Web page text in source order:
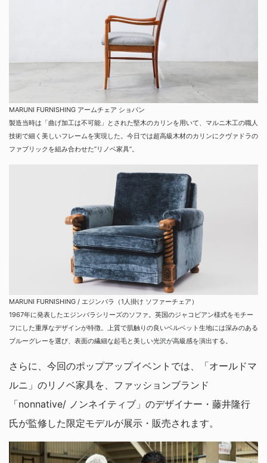
MARUNI FURNISHING アームチェア ショパン
製造当時は「曲げ加工は不可能」とされた堅木のカリンを用いて、マルニ木工の職人
技術で細く美しいフレームを実現した。今日では超高級木材のカリンにクヴァドラの
ファブリックを組み合わせた”リノベ家具”。
MARUNI FURNISHING / エジンバラ（1人掛け ソファーチェア）
1967年に発表したエジンバラシリーズのソファ。英国のジャコビアン様式をモチー
フにした重厚なデザインが特徴。上質で肌触りの良いベルベット生地には深みのある
ブルーグレーを選び、表面の繊細な起毛と美しい光沢が高級感を演出する。
さらに、今回のポップアップイベントでは、「オールドマ
ルニ」のリノベ家具を、ファッションブランド
「nonnative/ ノンネイティブ」のデザイナー・藤井隆行
氏が監修した限定モデルが展示・販売されます。